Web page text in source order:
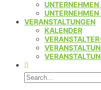
VERANSTALTUNGEN
KALENDER